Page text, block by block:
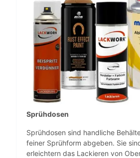
Sprühdosen
Sprühdosen sind handliche
feiner Sprühform abgeben. Sie
erleichtern das Lackieren von